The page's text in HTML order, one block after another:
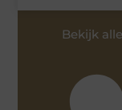
Bekijk